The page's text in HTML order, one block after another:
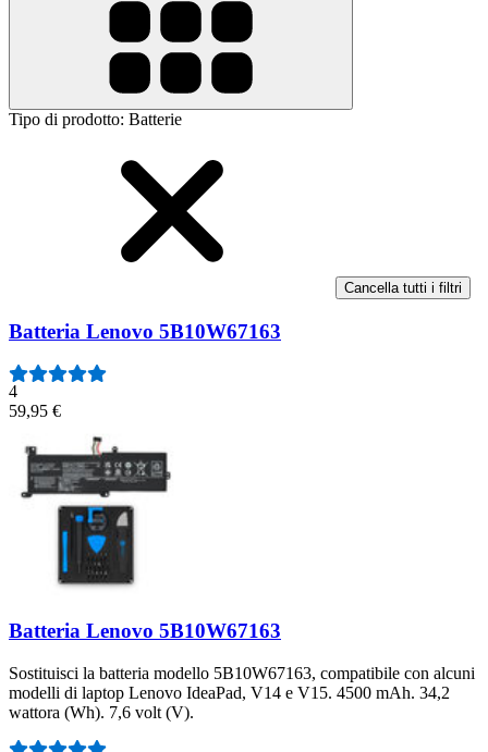
Tipo di prodotto: Batterie
Cancella tutti i filtri
Batteria Lenovo 5B10W67163
4
59,95 €
Batteria Lenovo 5B10W67163
Sostituisci la batteria modello 5B10W67163, compatibile con alcuni
modelli di laptop Lenovo IdeaPad, V14 e V15. 4500 mAh. 34,2
wattora (Wh). 7,6 volt (V).